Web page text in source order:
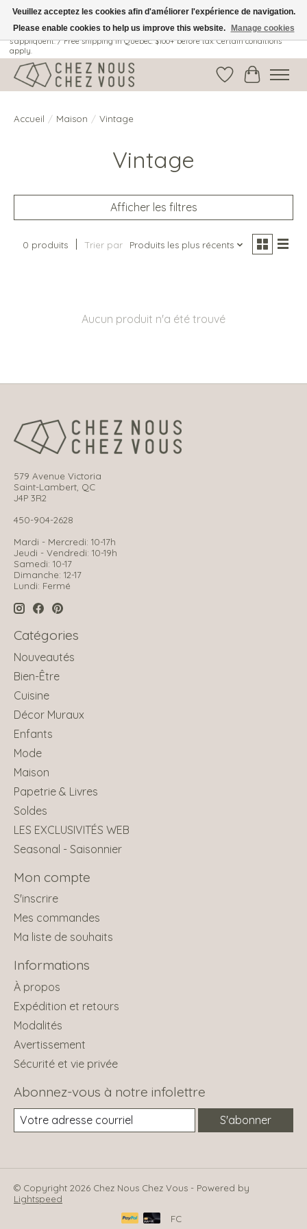
Livraison gratuite au Québec: 100$ + avant taxes. Certaines conditions
s'appliquent. / Free shipping in Quebec: $100+ before tax. Certain conditions
apply.
Liste dePanier
Accueil / Maison / Vintage
Vintage
Afficher les filtres
0 produits Trier par Produits les plus récents
Aucun produit n'a été trouvé
579 Avenue Victoria
Saint-Lambert, QC
J4P 3R2
450-904-2628
Mardi - Mercredi: 10-17h
Jeudi - Vendredi: 10-19h
Samedi: 10-17
Dimanche: 12-17
Lundi: Fermé
Catégories
Nouveautés
Bien-Être
Cuisine
Décor Muraux
Enfants
Mode
Maison
Papetrie & Livres
Soldes
LES EXCLUSIVITÉS WEB
Seasonal - Saisonnier
Mon compte
S'inscrire
Mes commandes
Ma liste de souhaits
Informations
À propos
Expédition et retours
Modalités
Avertissement
Sécurité et vie privée
Abonnez-vous à notre infolettre
S'abonner
© Copyright 2026 Chez Nous Chez Vous - Powered by
Lightspeed
FC
Veuillez acceptez les cookies afin d'améliorer l'expérience de navigation.
Please enable cookies to help us improve this website.
Manage cookies